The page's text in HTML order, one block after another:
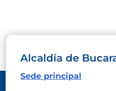
Alcaldía de
Sede principal